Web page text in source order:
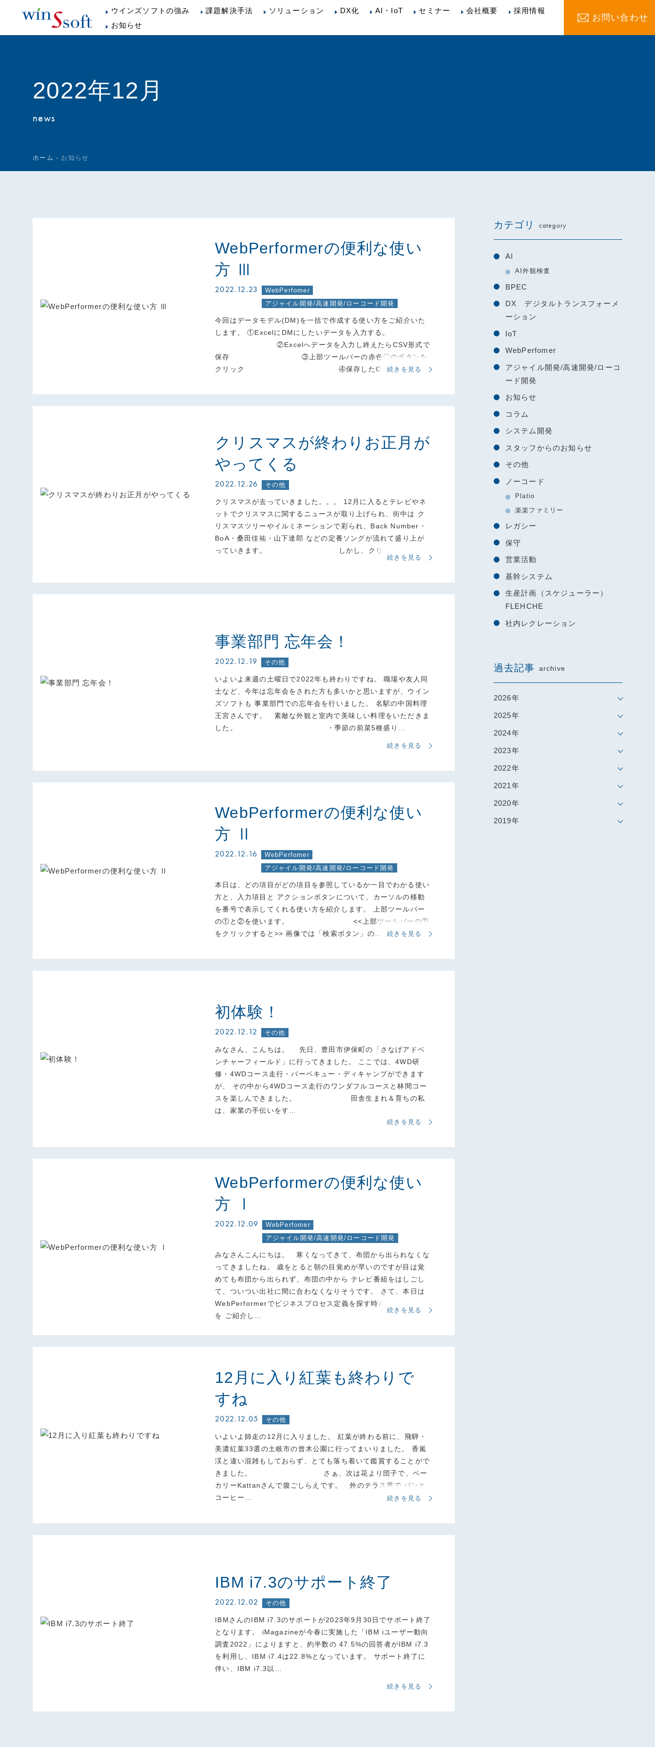
ウインズソフトの強み 課題解決手法 ソリューション DX化 AI・IoT セミナー 会社概要
採用情報
お知らせ
お問い合わせ
2022年12月
news
ホーム - お知らせ
WebPerformerの便利な使い
方 Ⅲ
2022.12.23
WebPerfomer
アジャイル開発/高速開発/ローコード開発
今回はデータモデル(DM)を一括で作成する使い方をご紹介いた
します。 ①ExcelにDMにしたいデータを入力する。
②Excelへデータを入力し終えたらCSV形式で
保存 ③上部ツールバーの赤色〇のボタンを
クリック ④保存したCSVファ…
続きを見る
クリスマスが終わりお正月が
やってくる
2022.12.26 その他
クリスマスが去っていきました。。。 12月に入るとテレビやネ
ットでクリスマスに関するニュースが取り上げられ、街中は ク
リスマスツリーやイルミネーションで彩られ、Back Number・
BoA・桑田佳祐・山下達郎 などの定番ソングが流れて盛り上が
っていきます。 しかし、クリスマスが終…
続きを見る
事業部門 忘年会！
2022.12.19 その他
いよいよ来週の土曜日で2022年も終わりですね。 職場や友人同
士など、今年は忘年会をされた方も多いかと思いますが、ウイン
ズソフトも 事業部門での忘年会を行いました。 名駅の中国料理
王宮さんです。 素敵な外観と室内で美味しい料理をいただきま
した。 ・季節の前菜5種盛り…
続きを見る
WebPerformerの便利な使い
方 Ⅱ
2022.12.16
WebPerfomer
アジャイル開発/高速開発/ローコード開発
本日は、どの項目がどの項目を参照しているか一目でわかる使い
方と、入力項目と アクションボタンについて、カーソルの移動
を番号で表示してくれる使い方を紹介します。 上部ツールバー
の①と②を使います。 <<上部ツールバーの①
をクリックすると>> 画像では「検索ボタン」の…
続きを見る
初体験！
2022.12.12 その他
みなさん、こんちは。 先日、豊田市伊保町の「さなげアドベ
ンチャーフィールド」に行ってきました。 ここでは、4WD研
修・4WDコース走行・バーベキュー・ディキャンプができます
が、 その中から4WDコース走行のワンダフルコースと林間コー
スを楽しんできました。 田舎生まれ＆育ちの私
は、家業の手伝いをす…
続きを見る
WebPerformerの便利な使い
方 Ⅰ
2022.12.09
WebPerfomer
アジャイル開発/高速開発/ローコード開発
みなさんこんにちは。 寒くなってきて、布団から出られなくな
ってきましたね。 歳をとると朝の目覚めが早いのですが目は覚
めても布団から出られず、布団の中から テレビ番組をはしごし
て、ついつい出社に間に合わなくなりそうです。 さて、本日は
WebPerformerでビジネスプロセス定義を探す時の便利な使い方
を ご紹介し…
続きを見る
12月に入り紅葉も終わりで
すね
2022.12.05 その他
いよいよ師走の12月に入りました。 紅葉が終わる前に、飛騨・
美濃紅葉33選の土岐市の曾木公園に行ってまいりました。 香嵐
渓と違い混雑もしておらず、とても落ち着いて鑑賞することがで
きました。 さぁ、次は花より団子で、ベー
カリーKattanさんで腹ごしらえです。 外のテラス席で パンと
コーヒー…
続きを見る
IBM i7.3のサポート終了
2022.12.02 その他
IBMさんのIBM i7.3のサポートが2023年9月30日でサポート終了
となります。 iMagazineが今春に実施した「IBM iユーザー動向
調査2022」によりますと、約半数の 47.5%の回答者がIBM i7.3
を利用し、IBM i7.4は22.8%となっています。 サポート終了に
伴い、IBM i7.3以…
続きを見る
カテゴリ category
AI
AI外観検査
BPEC
DX デジタルトランスフォーメ
ーション
IoT
WebPerfomer
アジャイル開発/高速開発/ローコ
ード開発
お知らせ
コラム
システム開発
スタッフからのお知らせ
その他
ノーコード
Platio
楽楽ファミリー
レガシー
保守
営業活動
基幹システム
生産計画（スケジューラー）
FLEHCHE
社内レクレーション
過去記事 archive
2026年
2025年
2024年
2023年
2022年
2021年
2020年
2019年